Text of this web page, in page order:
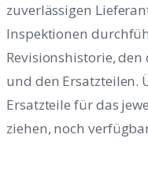
zuverlässigen
Inspektionen
Revisionshistorie,
und den Ersatzteilen.
Ersatzteile für das
ziehen, noch